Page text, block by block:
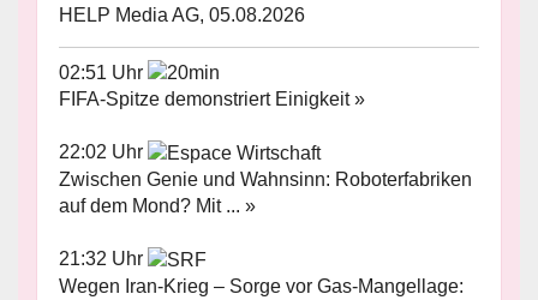
HELP Media AG, 05.08.2026
02:51 Uhr
FIFA-Spitze demonstriert Einigkeit »
22:02 Uhr
Zwischen Genie und Wahnsinn: Roboterfabriken
auf dem Mond? Mit ... »
21:32 Uhr
Wegen Iran-Krieg – Sorge vor Gas-Mangellage: